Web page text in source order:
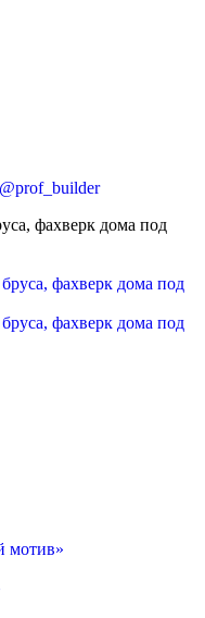
@prof_builder
фахверк дома под
мотив»